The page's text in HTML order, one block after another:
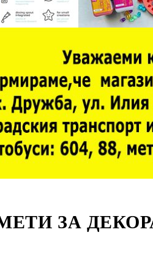
ЗА